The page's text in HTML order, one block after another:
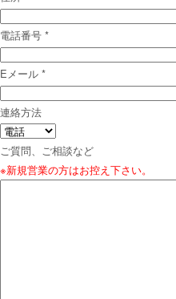
電話番号 *
Eメール *
連絡方法
ご質問、ご相談など
※新規営業の方はお控え下さい。